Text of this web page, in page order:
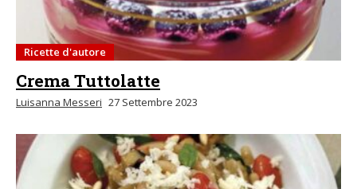
Ricette d'autore
Crema Tuttolatte
Luisanna Messeri 27 Settembre 2023